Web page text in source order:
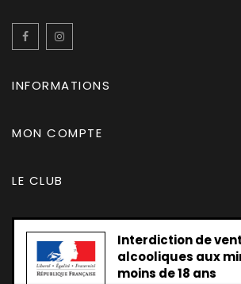
Facebook
INFORMATIONS
MON COMPTE
LE CLUB
Interdiction de
alcooliques aux
moins de 18 ans